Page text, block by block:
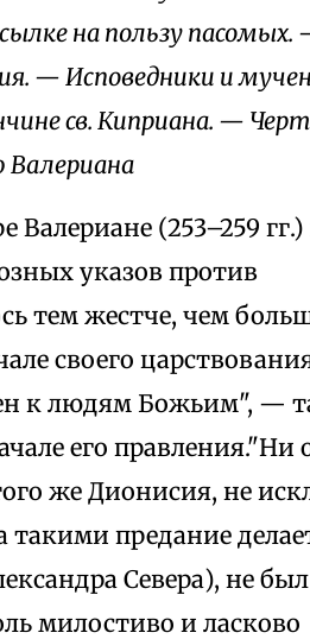
на пользу
— Исповедники и
св. Киприана. —
Валериана
(253–259
указов против
тем жестче, чем
своего
к людям Божьим", —
его правления."Ни
же Дионисия, не
такими предание
Севера), не
милостиво и ласково